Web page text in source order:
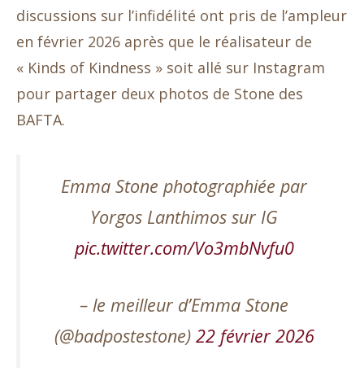
discussions sur l’infidélité ont pris de l’ampleur
en février 2026 après que le réalisateur de
« Kinds of Kindness » soit allé sur Instagram
pour partager deux photos de Stone des
BAFTA.
Emma Stone photographiée par
Yorgos Lanthimos sur IG
pic.twitter.com/Vo3mbNvfu0
– le meilleur d’Emma Stone
(@badpostestone) 22 février 2026